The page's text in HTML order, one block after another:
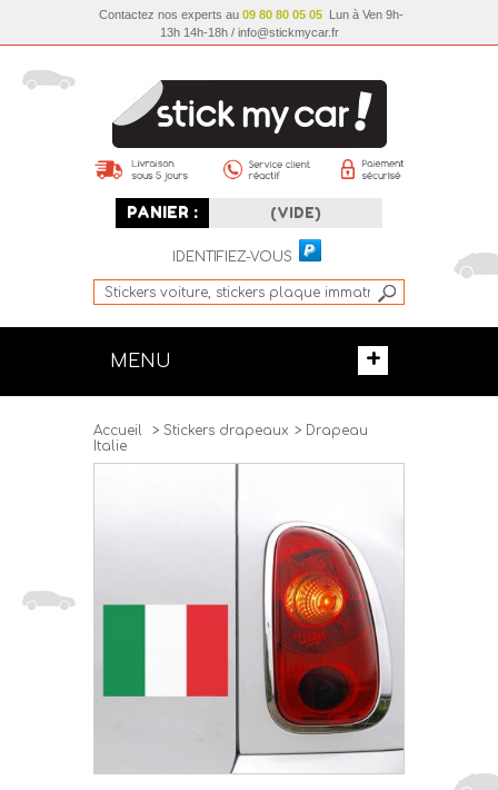
Contactez nos experts au 09 80 80 05 05Lun à Ven 9h-
13h 14h-18h / info@stickmycar.fr
PANIER : (VIDE)
IDENTIFIEZ-VOUS
+
MENU
Accueil > Stickers drapeaux > Drapeau
Italie